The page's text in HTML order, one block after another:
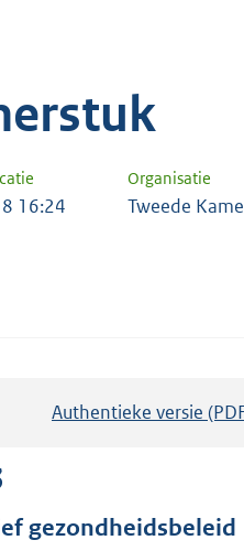
Organisatie
16:24 Tweede
Authentieke versie
gezondheidsbeleid